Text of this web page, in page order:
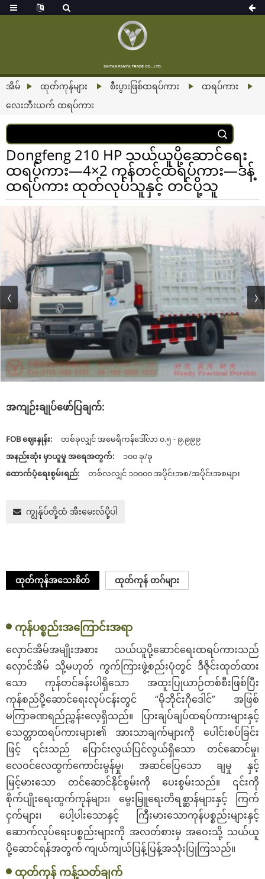
အိမ် ထုတ်ကုန်များ စီးပွားဖြစ်ထရပ်ကား
ထရပ်ကား
လေးဘီးယက် ထရပ်ကား
Dongfeng 210 HP သယ်ယူပို့ဆောင်ရေး
ထရပ်ကား—4×2 ကုန်တင်ထရပ်ကား—ဒန့်
ထရပ်ကား ထုတ်လုပ်သူနှင့် တင်ပို့သူ
အကျဉ်းချုပ်ဖော်ပြချက်:
FOB ဈေးနှုန်း:
တစ်ခုလျှင် အမေရိကန်ဒေါ်လာ ၀.၅ - ၉,၉၉၉
အနည်းဆုံး မှာယူမှု အရေအတွက်:
၁၀၀ ခု/ခု
ထောက်ပံ့ရေးစွမ်းရည်:
တစ်လလျှင် ၁၀၀၀၀ အပိုင်းအစ/အပိုင်းအစများ
ကျွန်ုပ်တို့ထံ အီးမေးလ်ပို့ပါ
ထုတ်ကုန်အသေးစိတ် ထုတ်ကုန် တဂ်များ
ကုန်ပစ္စည်းအကြောင်းအရာ
လှောင်အိမ်အမျိုးအစား သယ်ယူပို့ဆောင်ရေးထရပ်ကားသည်
လှောင်အိမ် သို့မဟုတ် ကွက်ကြားဖွဲ့စည်းပုံတွင် ဒီဇိုင်းထုတ်ထား
သော ကုန်တင်ခန်းပါရှိသော အထူးပြုယာဉ်တစ်စီးဖြစ်ပြီး
ကုန်စည်ပို့ဆောင်ရေးလုပ်ငန်းတွင် “မိုဘိုင်းဂိုဒေါင်” အဖြစ်
မကြာခဏရည်ညွှန်းလေ့ရှိသည်။ ပြားချပ်ချပ်ထရပ်ကားများနှင့်
သေတ္တာထရပ်ကားများ၏ အားသာချက်များကို ပေါင်းစပ်ခြင်း
ဖြင့် ၎င်းသည် ပြောင်းလွယ်ပြင်လွယ်ရှိသော တင်ဆောင်မှု၊
လေဝင်လေထွက်ကောင်းမွန်မှု၊ အဆင်ပြေသော ချမှု နှင့်
မြင့်မားသော တင်ဆောင်နိုင်စွမ်းကို ပေးစွမ်းသည်။ ၎င်းကို
စိုက်ပျိုးရေးထွက်ကုန်များ၊ မွေးမြူရေးတိရစ္ဆာန်များနှင့် ကြက်
ငှက်များ၊ ပေါ့ပါးသောနှင့် ကြီးမားသောကုန်ပစ္စည်းများနှင့်
ဆောက်လုပ်ရေးပစ္စည်းများကို အလတ်စားမှ အဝေးသို့ သယ်ယူ
ပို့ဆောင်ရန်အတွက် ကျယ်ကျယ်ပြန့်ပြန့်အသုံးပြုကြသည်။
ထုတ်ကုန် ကန့်သတ်ချက်